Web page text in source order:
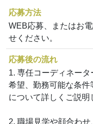
応募方法
WEB応募、またはお
せください。
応募後の流れ
1. 専任コーディネー
希望、勤務可能な条
について詳しくご説明
2. 職場見学や顔合わ